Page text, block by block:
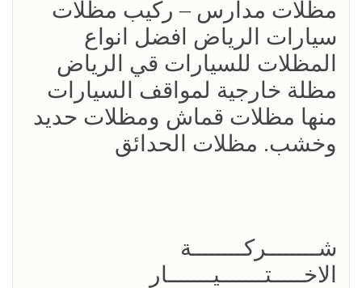
مظلات مدارس – ركيب مظلات
سيارات الرياض افضل انواع
المظلات للسيارات قي الرياض
مظلة خارجية لمواقف السيارات
منها مظلات قماش ومظلات حديد
وخشب. مظلات الحدائق
شــــــــركــــــــة
الاخـــــتـــــــيـــــــار